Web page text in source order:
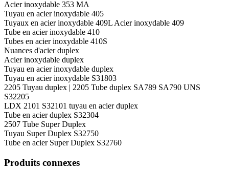
Acier inoxydable 353 MA
Tuyau en acier inoxydable 405
Tuyaux en acier inoxydable 409L Acier inoxydable 409
Tube en acier inoxydable 410
Tubes en acier inoxydable 410S
Nuances d'acier duplex
Acier inoxydable duplex
Tuyau en acier inoxydable duplex
Tuyau en acier inoxydable S31803
2205 Tuyau duplex | 2205 Tube duplex SA789 SA790 UNS
S32205
LDX 2101 S32101 tuyau en acier duplex
Tube en acier duplex S32304
2507 Tube Super Duplex
Tuyau Super Duplex S32750
Tube en acier Super Duplex S32760
Produits connexes